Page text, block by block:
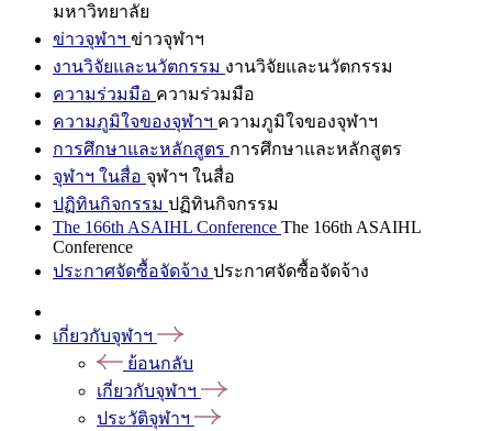
มหาวิทยาลัย
ข่าวจุฬาฯ ข่าวจุฬาฯ
งานวิจัยและนวัตกรรม งานวิจัยและนวัตกรรม
ความร่วมมือ ความร่วมมือ
ความภูมิใจของจุฬาฯ ความภูมิใจของจุฬาฯ
การศึกษาและหลักสูตร การศึกษาและหลักสูตร
จุฬาฯ ในสื่อ จุฬาฯ ในสื่อ
ปฏิทินกิจกรรม ปฏิทินกิจกรรม
The 166th ASAIHL Conference The 166th ASAIHL
Conference
ประกาศจัดซื้อจัดจ้าง ประกาศจัดซื้อจัดจ้าง
เกี่ยวกับจุฬาฯ
ย้อนกลับ
เกี่ยวกับจุฬาฯ
ประวัติจุฬาฯ